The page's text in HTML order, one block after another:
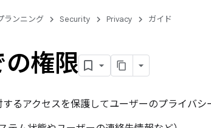
ランニング Security Privacy ガイド
権限
るアクセスを保護してユーザーのプライバシ